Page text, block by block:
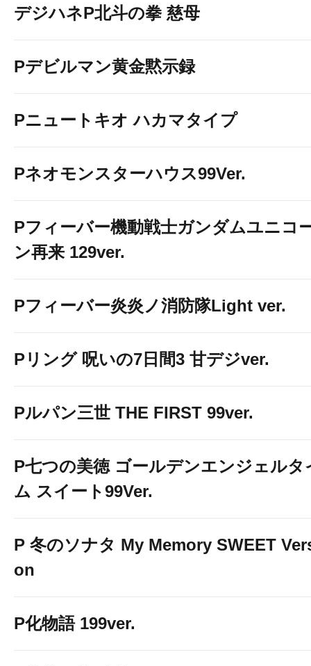
デジハネP北斗の拳 慈母
Pデビルマン黄金黙示録
Pニュートキオ ハカマタイプ
Pネオモンスターハウス99Ver.
Pフィーバー機動戦士ガンダムユニコ
ン再来 129ver.
Pフィーバー炎炎ノ消防隊Light ver.
Pリング 呪いの7日間3 甘デジver.
Pルパン三世 THE FIRST 99ver.
P七つの美徳 ゴールデンエンジェルタ
ム スイート99Ver.
P 冬のソナタ My Memory SWEET
on
P化物語 199ver.